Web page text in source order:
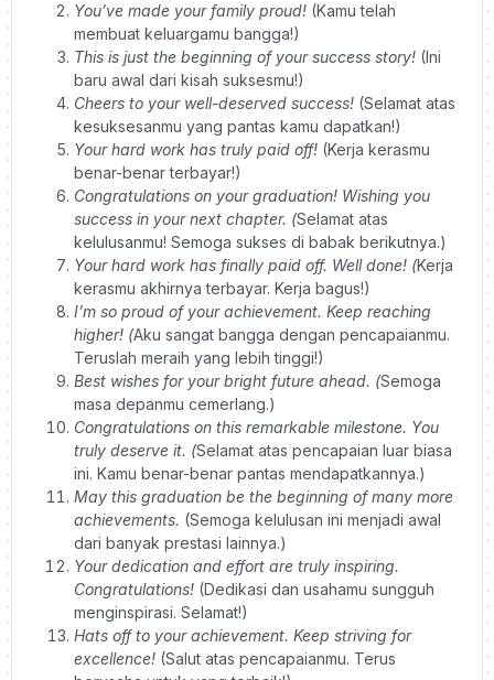
You’ve made your family proud! (Kamu telah
membuat keluargamu bangga!)
This is just the beginning of your success story! (Ini
baru awal dari kisah suksesmu!)
Cheers to your well-deserved success! (Selamat atas
kesuksesanmu yang pantas kamu dapatkan!)
Your hard work has truly paid off! (Kerja kerasmu
benar-benar terbayar!)
Congratulations on your graduation! Wishing you
success in your next chapter. (Selamat atas
kelulusanmu! Semoga sukses di babak berikutnya.)
Your hard work has finally paid off. Well done! (Kerja
kerasmu akhirnya terbayar. Kerja bagus!)
I’m so proud of your achievement. Keep reaching
higher! (Aku sangat bangga dengan pencapaianmu.
Teruslah meraih yang lebih tinggi!)
Best wishes for your bright future ahead. (Semoga
masa depanmu cemerlang.)
Congratulations on this remarkable milestone. You
truly deserve it. (Selamat atas pencapaian luar biasa
ini. Kamu benar-benar pantas mendapatkannya.)
May this graduation be the beginning of many more
achievements. (Semoga kelulusan ini menjadi awal
dari banyak prestasi lainnya.)
Your dedication and effort are truly inspiring.
Congratulations! (Dedikasi dan usahamu sungguh
menginspirasi. Selamat!)
Hats off to your achievement. Keep striving for
excellence! (Salut atas pencapaianmu. Terus